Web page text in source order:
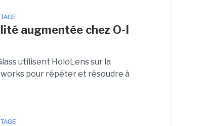
augmentée chez O-I
utilisent HoloLens sur la
pour répéter et résoudre à